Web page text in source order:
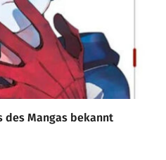
des Mangas bekannt